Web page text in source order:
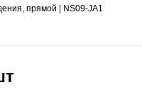
прямой | NS09-JA1